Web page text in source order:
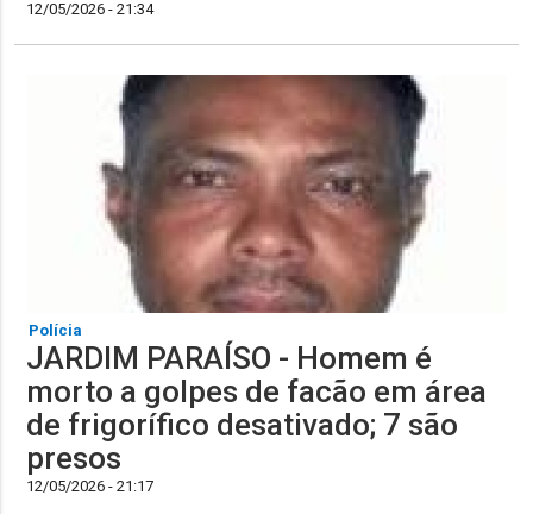
12/05/2026 - 21:34
Polícia
JARDIM PARAÍSO - Homem é
morto a golpes de facão em área
de frigorífico desativado; 7 são
presos
12/05/2026 - 21:17